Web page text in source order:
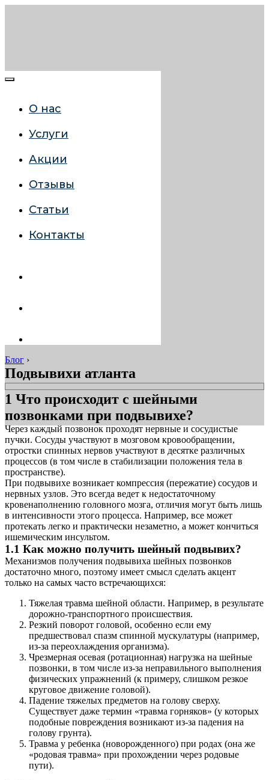
О нас
Услуги
Акции
Отзывы
Статьи
Контакты
Блог ›
Подвывихи атланта
1 Что происходит с шейными
позвонками при подвывихе?
Через каждый позвонок проходят нервные и сосудистые
пучки. Сосуды участвуют в мозговом кровообращении,
отростки спинных нервов участвуют в десятке различных
процессов (в том числе в стабилизации положения тела в
пространстве).
При подвывихе возникает компрессия (пережатие) сосудов и
нервных узлов. Это всегда ведет к недостаточному
кровенаполнению головного мозга, отличия могут быть лишь
в интенсивности этого процесса. Например, все может
протекать легко и практически незаметно, а может кончиться
ишемическим инсультом.
1.1 Как можно получить шейный подвывих?
Механизмов получения подвывиха шейных позвонков
достаточно много, поэтому имеет смысл сделать акцент
только на самых часто встречающихся:
Тяжелая травма шейной области. Например, в результате
дорожно-транспортного происшествия.
Резкий поворот головой, особенно если ему
предшествовал спазм спинной мускулатуры (например,
из-за переохлаждения организма).
Чрезмерная осевая (ротационная) нагрузка на шейные
позвонки, в том числе из-за неправильного выполнения
физических упражнений (к примеру, слишком резкое
круговое движение головой).
Падение тяжелых предметов на голову сверху.
Существует даже термин «травма горняков» (у которых
подобные повреждения возникают из-за падения на
голову грунта).
Травма у ребенка (новорожденного) при родах (она же
«родовая травма» при прохождении через родовые
пути).